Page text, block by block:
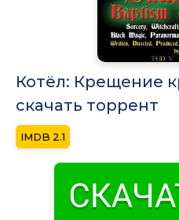
Котёл: Крещение
скачать торрент
2.1